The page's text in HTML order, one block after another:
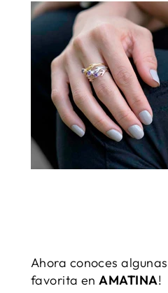
Ahora conoces
favorita enAMATINA!